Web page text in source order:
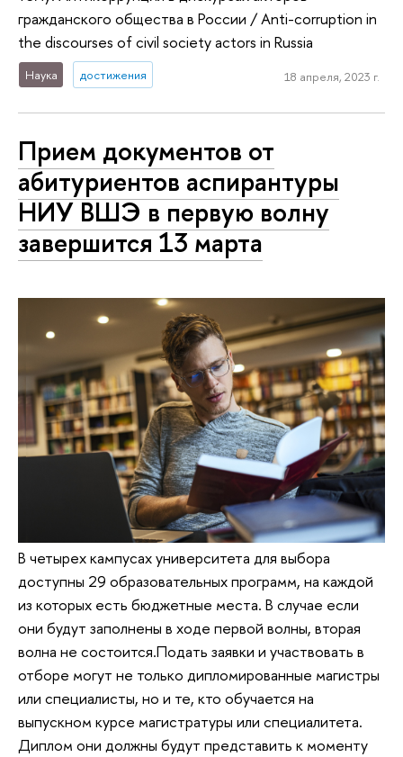
гражданского общества в России / Anti-corruption in
the discourses of civil society actors in Russia
Наука достижения 18 апреля, 2023 г.
Прием документов от
абитуриентов аспирантуры
НИУ ВШЭ в первую волну
завершится 13 марта
В четырех кампусах университета для выбора
доступны 29 образовательных программ, на каждой
из которых есть бюджетные места. В случае если
они будут заполнены в ходе первой волны, вторая
волна не состоится.Подать заявки и участвовать в
отборе могут не только дипломированные магистры
или специалисты, но и те, кто обучается на
выпускном курсе магистратуры или специалитета.
Диплом они должны будут представить к моменту